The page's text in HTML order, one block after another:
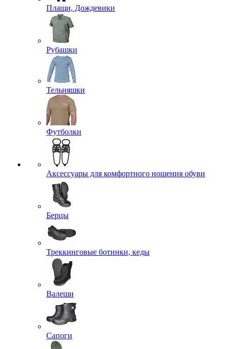
Плащи, Дождевики
Рубашки
Тельняшки
Футболки
Аксессуары для комфортного ношения обуви
Берцы
Треккинговые ботинки, кеды
Валеши
Сапоги